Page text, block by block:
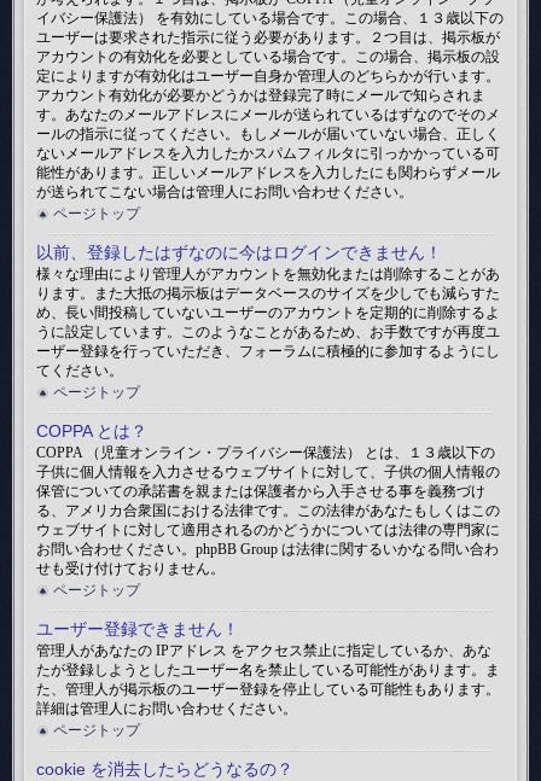
イバシー保護法） を有効にしている場合です。この場合、１３歳以下の
ユーザーは要求された指示に従う必要があります。２つ目は、掲示板が
アカウントの有効化を必要としている場合です。この場合、掲示板の設
定によりますが有効化はユーザー自身か管理人のどちらかが行います。
アカウント有効化が必要かどうかは登録完了時にメールで知らされま
す。あなたのメールアドレスにメールが送られているはずなのでそのメ
ールの指示に従ってください。もしメールが届いていない場合、正しく
ないメールアドレスを入力したかスパムフィルタに引っかかっている可
能性があります。正しいメールアドレスを入力したにも関わらずメール
が送られてこない場合は管理人にお問い合わせください。
ページトップ
以前、登録したはずなのに今はログインできません！
様々な理由により管理人がアカウントを無効化または削除することがあ
ります。また大抵の掲示板はデータベースのサイズを少しでも減らすた
め、長い間投稿していないユーザーのアカウントを定期的に削除するよ
うに設定しています。このようなことがあるため、お手数ですが再度ユ
ーザー登録を行っていただき、フォーラムに積極的に参加するようにし
てください。
ページトップ
COPPA とは？
COPPA （児童オンライン・プライバシー保護法） とは、１３歳以下の
子供に個人情報を入力させるウェブサイトに対して、子供の個人情報の
保管についての承諾書を親または保護者から入手させる事を義務づけ
る、アメリカ合衆国における法律です。この法律があなたもしくはこの
ウェブサイトに対して適用されるのかどうかについては法律の専門家に
お問い合わせください。phpBB Group は法律に関するいかなる問い合わ
せも受け付けておりません。
ページトップ
ユーザー登録できません！
管理人があなたの IPアドレス をアクセス禁止に指定しているか、あな
たが登録しようとしたユーザー名を禁止している可能性があります。ま
た、管理人が掲示板のユーザー登録を停止している可能性もあります。
詳細は管理人にお問い合わせください。
ページトップ
cookie を消去したらどうなるの？